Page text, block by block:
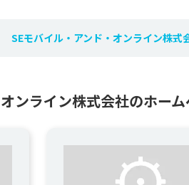
SEモバイル・アンド・オンライン株式
ンライン株式会社のホー